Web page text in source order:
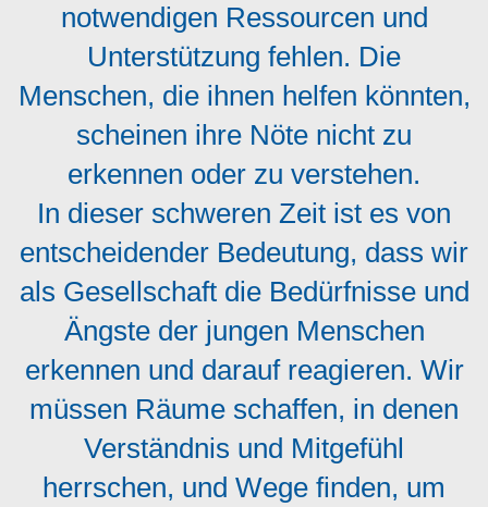
notwendigen Ressourcen und
Unterstützung fehlen. Die
Menschen, die ihnen helfen könnten,
scheinen ihre Nöte nicht zu
erkennen oder zu verstehen.
In dieser schweren Zeit ist es von
entscheidender Bedeutung, dass wir
als Gesellschaft die Bedürfnisse und
Ängste der jungen Menschen
erkennen und darauf reagieren. Wir
müssen Räume schaffen, in denen
Verständnis und Mitgefühl
herrschen, und Wege finden, um